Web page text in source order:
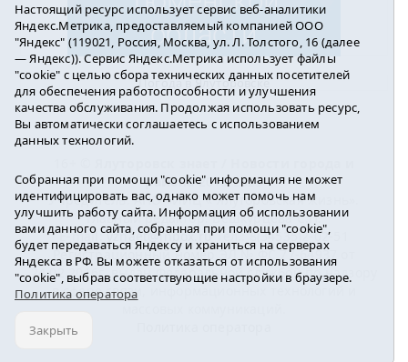
Погода в Ялуторовске
района2016-2023
Учредитель: АНО «ИИЦ « Ялуторовская жизнь».
Главный редактор: Вешкурцева С.П.
E-mail:yznaet@inbox.ruТел.: 8(34535)2-02-51
Регистрационный номер ЭЛ № ФС 77-64937 от
24.02.2016г. выдан Федеральной службой по надзору
в сфере связи, информационных технологий и
Настоящий ресурс использует сервис веб-аналитики
Яндекс.Метрика, предоставляемый компанией ООО
"Яндекс" (119021, Россия, Москва, ул. Л. Толстого, 16 (далее
— Яндекс)). Сервис Яндекс.Метрика использует файлы
"cookie" с целью сбора технических данных посетителей
для обеспечения работоспособности и улучшения
качества обслуживания. Продолжая использовать ресурс,
Вы автоматически соглашаетесь с использованием
данных технологий.
Собранная при помощи "cookie" информация не может
идентифицировать вас, однако может помочь нам
улучшить работу сайта. Информация об использовании
вами данного сайта, собранная при помощи "cookie",
будет передаваться Яндексу и храниться на серверах
Яндекса в РФ. Вы можете отказаться от использования
"cookie", выбрав соответствующие настройки в браузере.
Политика оператора
Закрыть